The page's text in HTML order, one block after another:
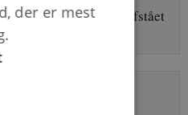
hvor Norge bliver afstået
januar 1814
der er mest